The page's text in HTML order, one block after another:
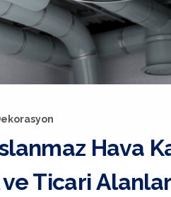
Hava
Ticari